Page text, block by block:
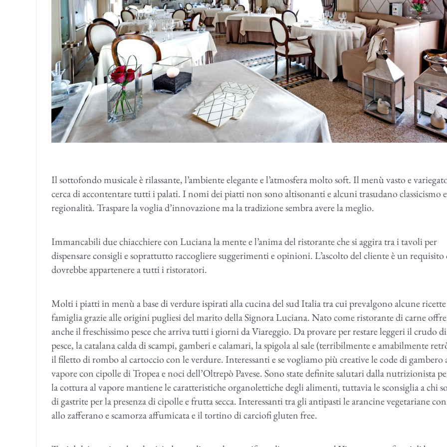
Il sottofondo musicale è rilassante, l’ambiente elegante e l’atmosfera molto soft. Il menù vasto e
cerca di accontentare tutti i palati. I nomi dei piatti non sono altisonanti e alcuni trasudano classicismo e
regionalità. Traspare la voglia d’innovazione ma la tradizione sembra avere la meglio.
Immancabili due chiacchiere con Luciana la mente e l’anima del ristorante che si aggira tra i tavoli per
dispensare consigli e soprattutto raccogliere suggerimenti e opinioni. L’ascolto del cliente è un requisito
dovrebbe appartenere a tutti i ristoratori.
Molti i piatti in menù a base di verdure ispirati alla cucina del sud Italia tra cui prevalgono alcune
famiglia grazie alle origini pugliesi del marito della Signora Luciana. Nato come ristorante di carne
anche il freschissimo pesce che arriva tutti i giorni da Viareggio. Da provare per restare leggeri il crudo di
pesce, la catalana calda di scampi, gamberi e calamari, la spigola al sale (terribilmente e amabilmente
il filetto di rombo al cartoccio con le verdure. Interessanti e se vogliamo più creative le code di gambero
vapore con cipolle di Tropea e noci dell’Oltrepò Pavese. Sono state definite salutari dalla nutrizionista
la cottura al vapore mantiene le caratteristiche organolettiche degli alimenti, tuttavia le sconsiglia a chi
di gastrite per la presenza di cipolle e frutta secca. Interessanti tra gli antipasti le arancine vegetariane
allo zafferano e scamorza affumicata e il tortino di carciofi gluten free.